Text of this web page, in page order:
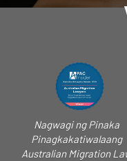
Nagwagi ng Pinaka
Pinagkakatiwalaang
Australian Migration